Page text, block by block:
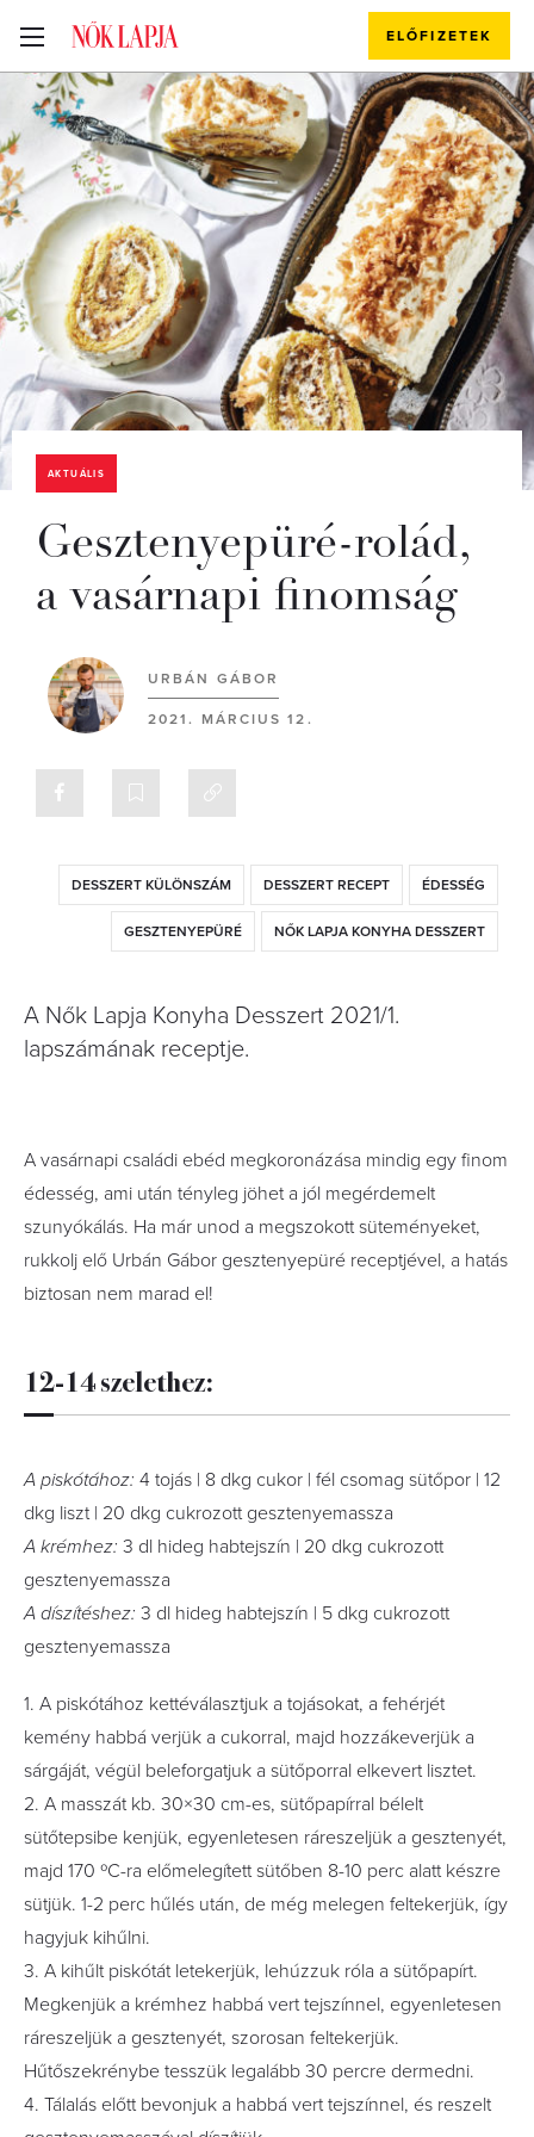
ELŐFIZETEK
AKTUÁLIS
Gesztenyepüré-rolád,
a vasárnapi finomság
URBÁN GÁBOR
2021. MÁRCIUS 12.
DESSZERT KÜLÖNSZÁM DESSZERT RECEPT ÉDESSÉG
GESZTENYEPÜRÉ NŐK LAPJA KONYHA DESSZERT
A Nők Lapja Konyha Desszert 2021/1.
lapszámának receptje.
A vasárnapi családi ebéd megkoronázása mindig egy finom
édesség, ami után tényleg jöhet a jól megérdemelt
szunyókálás. Ha már unod a megszokott süteményeket,
rukkolj elő Urbán Gábor gesztenyepüré receptjével, a hatás
biztosan nem marad el!
12-14 szelethez:
A piskótához: 4 tojás | 8 dkg cukor | fél csomag sütőpor | 12
dkg liszt | 20 dkg cukrozott gesztenyemassza
A krémhez: 3 dl hideg habtejszín | 20 dkg cukrozott
gesztenyemassza
A díszítéshez: 3 dl hideg habtejszín | 5 dkg cukrozott
gesztenyemassza
1. A piskótához kettéválasztjuk a tojásokat, a fehérjét
kemény habbá verjük a cukorral, majd hozzákeverjük a
sárgáját, végül beleforgatjuk a sütőporral elkevert lisztet.
2. A masszát kb. 30×30 cm-es, sütőpapírral bélelt
sütőtepsibe kenjük, egyenletesen ráreszeljük a gesztenyét,
majd 170 ºC-ra előmelegített sütőben 8-10 perc alatt készre
sütjük. 1-2 perc hűlés után, de még melegen feltekerjük, így
hagyjuk kihűlni.
3. A kihűlt piskótát letekerjük, lehúzzuk róla a sütőpapírt.
Megkenjük a krémhez habbá vert tejszínnel, egyenletesen
ráreszeljük a gesztenyét, szorosan feltekerjük.
Hűtőszekrénybe tesszük legalább 30 percre dermedni.
4. Tálalás előtt bevonjuk a habbá vert tejszínnel, és reszelt